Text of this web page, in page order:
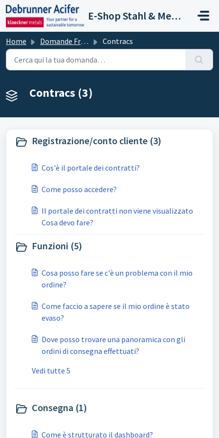
Salta al contenuto principale
E-Shop Stahl & Metalle
Home Domande Frequenti (FAQ) Contracs
Contracs (3)
Registrazione/conto cliente (3)
Cos'è il portale dei contratti?
Come posso accedere?
Il portale dei contratti non viene visualizzato
Cosa devo fare?
Funzioni (5)
Cosa posso fare se c'è un problema con il mio
ordine?
Come faccio a sapere se il mio ordine è stato
evaso?
Dove posso trovare una panoramica con gli
ordini di consegna effettuati?
Vedi tutte 5
Consegna (1)
Come è strutturato il dashboard?